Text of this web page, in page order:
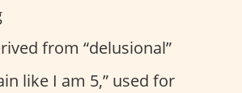
from “delusional”
like I am 5,” used for